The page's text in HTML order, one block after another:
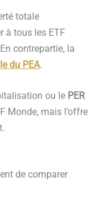
totale
à tous les ETF
contrepartie, la
du PEA.
ou le PER
Monde, mais l’offre
de comparer